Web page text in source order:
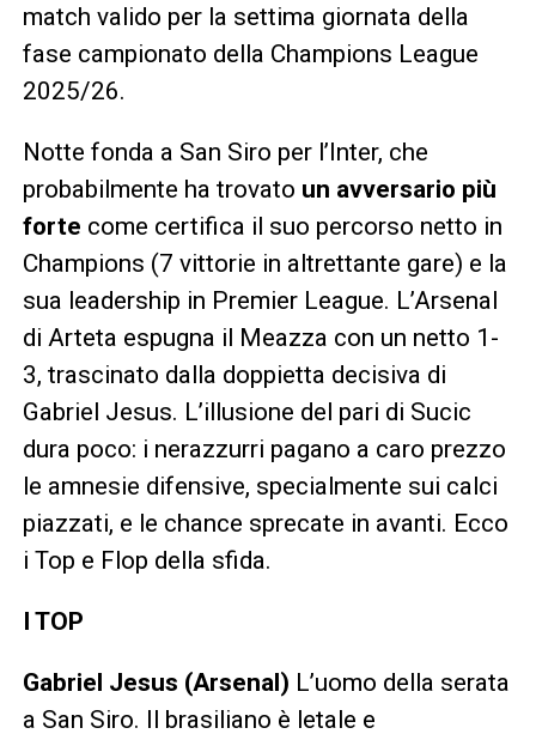
match valido per la settima giornata della
fase campionato della Champions League
2025/26.
Notte fonda a San Siro per l’Inter, che
probabilmente ha trovato un avversario più
forte come certifica il suo percorso netto in
Champions (7 vittorie in altrettante gare) e la
sua leadership in Premier League. L’Arsenal
di Arteta espugna il Meazza con un netto 1-
3, trascinato dalla doppietta decisiva di
Gabriel Jesus. L’illusione del pari di Sucic
dura poco: i nerazzurri pagano a caro prezzo
le amnesie difensive, specialmente sui calci
piazzati, e le chance sprecate in avanti. Ecco
i Top e Flop della sfida.
I TOP
Gabriel Jesus (Arsenal) L’uomo della serata
a San Siro. Il brasiliano è letale e